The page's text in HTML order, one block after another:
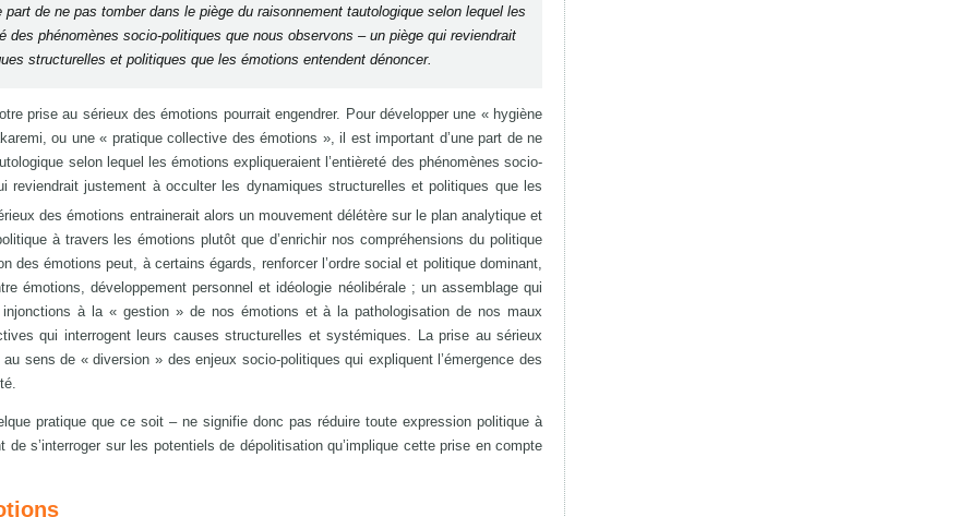
de ne pas tomber dans le piège du raisonnement tautologique selon lequel les
des phénomènes socio-politiques que nous observons – un piège qui reviendrait
structurelles et politiques que les émotions entendent dénoncer.
prise au sérieux des émotions pourrait engendrer. Pour développer une « hygiène
ou une « pratique collective des émotions », il est important d’une part de ne
selon lequel les émotions expliqueraient l’entièreté des phénomènes socio-
reviendrait justement à occulter les dynamiques structurelles et politiques que les
des émotions entrainerait alors un mouvement délétère sur le plan analytique et
à travers les émotions plutôt que d’enrichir nos compréhensions du politique
des émotions peut, à certains égards, renforcer l’ordre social et politique dominant,
émotions, développement personnel et idéologie néolibérale ; un assemblage qui
à la « gestion » de nos émotions et à la pathologisation de nos maux
qui interrogent leurs causes structurelles et systémiques. La prise au sérieux
sens de « diversion » des enjeux socio-politiques qui expliquent l’émergence des
pratique que ce soit – ne signifie donc pas réduire toute expression politique à
s’interroger sur les potentiels de dépolitisation qu’implique cette prise en compte